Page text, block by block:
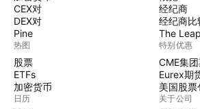
CEX对
DEX对
Pine
热图
股票
ETFs
加密货币
日历
经纪商
经纪商比
The Leap
特别优惠
CME集
Eurex期
美国股票
关于公司